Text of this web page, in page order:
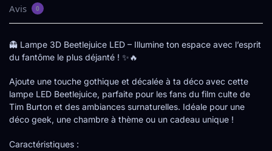
Avis 0
👻 Lampe 3D Beetlejuice LED – Illumine ton espace avec l’esprit
du fantôme le plus déjanté ! ✨🔥
Ajoute une touche gothique et décalée à ta déco avec cette
lampe LED Beetlejuice, parfaite pour les fans du film culte de
Tim Burton et des ambiances surnaturelles. Idéale pour une
déco geek, une chambre à thème ou un cadeau unique !
Caractéristiques :